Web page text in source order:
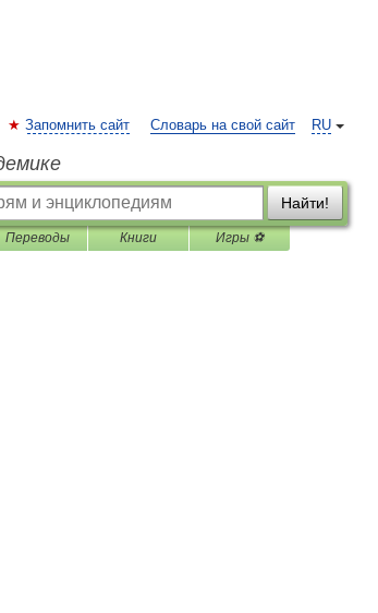
RU
Запомнить сайт Словарь на свой сайт
Найти!
Переводы Книги Игры ⚽